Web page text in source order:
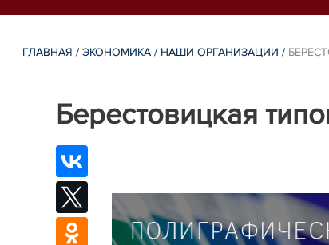
ГЛАВНАЯ /ЭКОНОМИКА / НАШИ ОРГАНИЗАЦИИ /
Берестовицкая